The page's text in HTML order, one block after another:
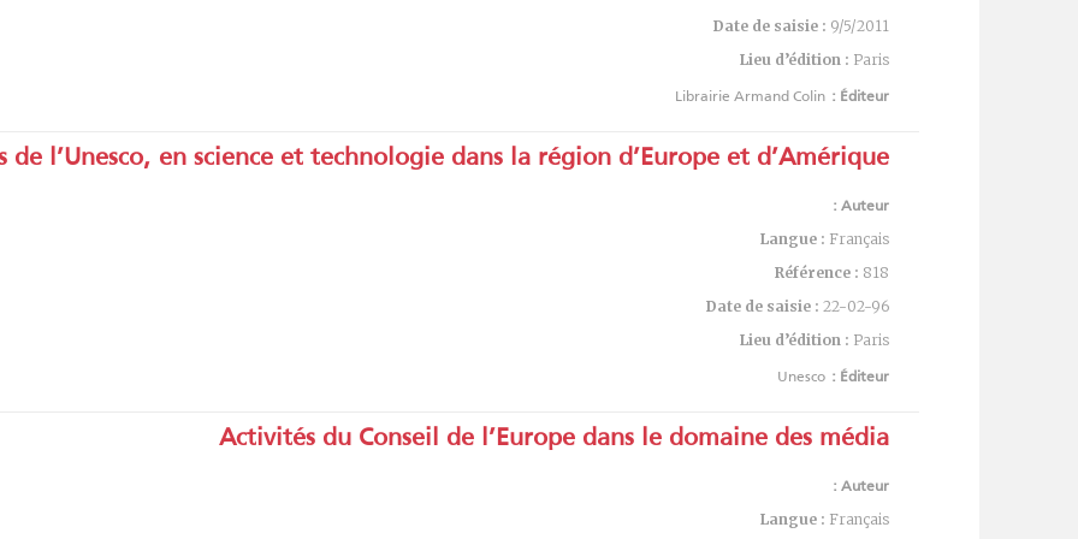
Date de saisie : 9/5/2011
Lieu d’édition : Paris
Éditeur :
Librairie Armand Colin
de l’Unesco, en science et technologie dans la région d’Europe et d’Amérique
Auteur :
Langue : Français
Référence : 818
Date de saisie : 22-02-96
Lieu d’édition : Paris
Éditeur :
Unesco
Activités du Conseil de l’Europe dans le domaine des média
Auteur :
Langue : Français